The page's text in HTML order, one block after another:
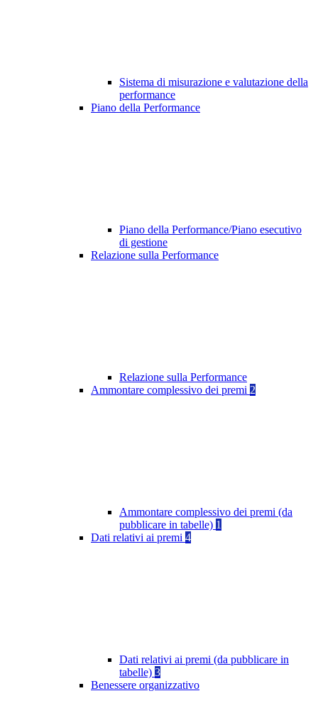
Sistema di misurazione e valutazione della
performance
Piano della Performance
Piano della Performance/Piano esecutivo
di gestione
Relazione sulla Performance
Relazione sulla Performance
Ammontare complessivo dei premi 2
Ammontare complessivo dei premi (da
pubblicare in tabelle) 1
Dati relativi ai premi 4
Dati relativi ai premi (da pubblicare in
tabelle) 3
Benessere organizzativo